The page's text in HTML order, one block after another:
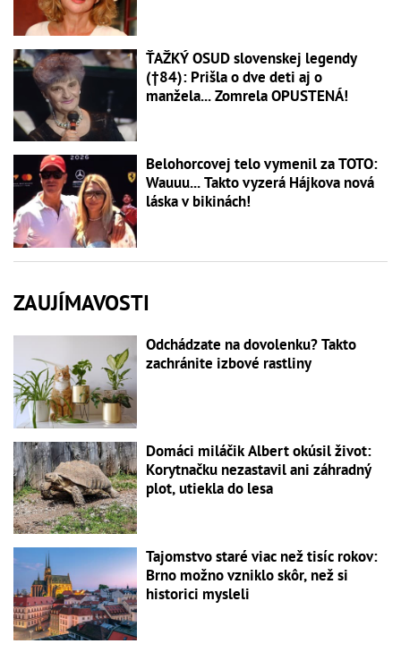
ŤAŽKÝ OSUD slovenskej legendy
(†84): Prišla o dve deti aj o
manžela... Zomrela OPUSTENÁ!
Belohorcovej telo vymenil za TOTO:
Wauuu... Takto vyzerá Hájkova nová
láska v bikinách!
ZAUJÍMAVOSTI
Odchádzate na dovolenku? Takto
zachránite izbové rastliny
Domáci miláčik Albert okúsil život:
Korytnačku nezastavil ani záhradný
plot, utiekla do lesa
Tajomstvo staré viac než tisíc rokov:
Brno možno vzniklo skôr, než si
historici mysleli